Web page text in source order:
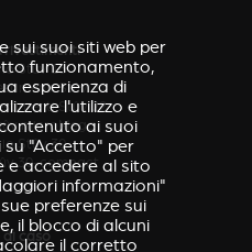
rivestimenti
Stûv 16
Stûv 21
Stûv 22
microMega
Stûv 30
30-compact
caso
sui suoi siti web per
funzionamento,
esperienza di
l'utilizzo e
ai suoi
su "Accetto" per
e accedere al sito
informazioni"
preferenze sui
il blocco di alcuni
il corretto